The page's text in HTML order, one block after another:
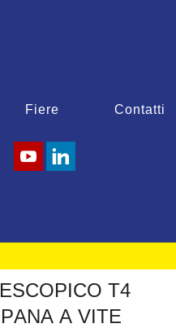
Fiere Contatti
ESCOPICO T4
PANA A VITE